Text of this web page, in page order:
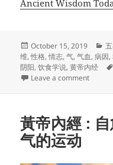
Ancient Wisdom
Posted
on
October 15, 2019
维,性格,情志,气,气血,病因,
阴阳,饮食学说,黄帝内经
Leave a commenton 健
黃帝內經 :
气的运动